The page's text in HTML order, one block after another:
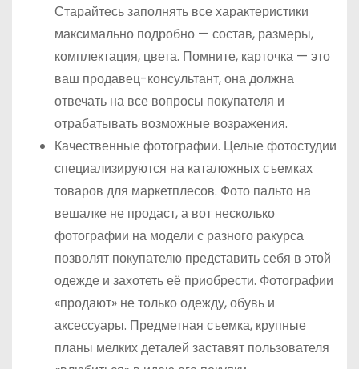
Старайтесь заполнять все характеристики
максимально подробно — состав, размеры,
комплектация, цвета. Помните, карточка — это
ваш продавец-консультант, она должна
отвечать на все вопросы покупателя и
отрабатывать возможные возражения.
Качественные фотографии. Целые фотостудии
специализируются на каталожных съемках
товаров для маркетплесов. Фото пальто на
вешалке не продаст, а вот несколько
фотографии на модели с разного ракурса
позволят покупателю представить себя в этой
одежде и захотеть её приобрести. Фотографии
«продают» не только одежду, обувь и
аксессуары. Предметная съемка, крупные
планы мелких деталей заставят пользователя